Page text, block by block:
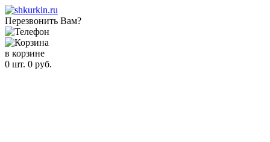
Перезвонить Вам?
в корзине
0 шт. 0 руб.